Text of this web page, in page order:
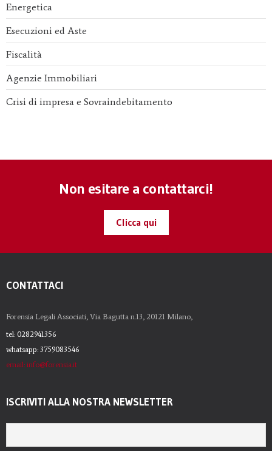
Energetica
Esecuzioni ed Aste
Fiscalità
Agenzie Immobiliari
Crisi di impresa e Sovraindebitamento
Non esitare a contattarci!
Clicca qui
CONTATTACI
Forensia Legali Associati, Via Bagutta n.13, 20121 Milano,
tel: 0282941356
whatsapp: 3759083546
email: info@forensia.it
ISCRIVITI ALLA NOSTRA NEWSLETTER